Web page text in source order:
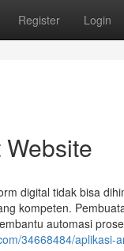
Register Login
digital tidak bisa
kompeten.
automasi
34668484/aplikasi-